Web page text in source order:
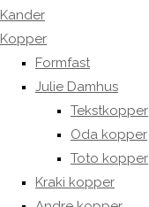
Kander
Kopper
Formfast
Julie Damhus
Tekstkopper
Oda kopper
Toto kopper
Kraki kopper